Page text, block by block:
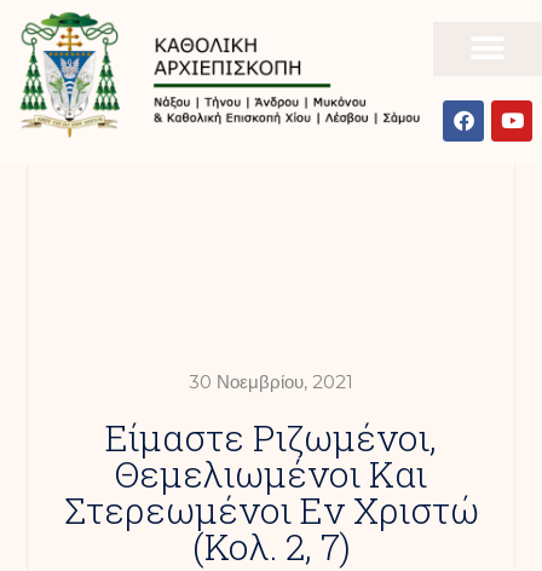
30 Νοεμβρίου, 2021
Είμαστε Ριζωμένοι,
Θεμελιωμένοι Και
Στερεωμένοι Εν Χριστώ
(Κολ. 2, 7)